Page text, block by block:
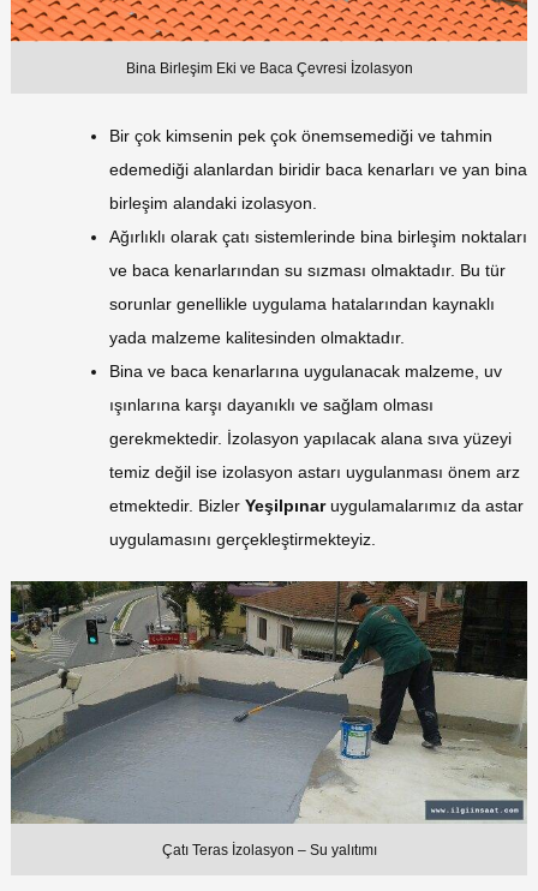
Bina Birleşim Eki ve Baca Çevresi İzolasyon
Bir çok kimsenin pek çok önemsemediği ve tahmin
edemediği alanlardan biridir baca kenarları ve yan bina
birleşim alandaki izolasyon.
Ağırlıklı olarak çatı sistemlerinde bina birleşim noktaları
ve baca kenarlarından su sızması olmaktadır. Bu tür
sorunlar genellikle uygulama hatalarından kaynaklı
yada malzeme kalitesinden olmaktadır.
Bina ve baca kenarlarına uygulanacak malzeme, uv
ışınlarına karşı dayanıklı ve sağlam olması
gerekmektedir. İzolasyon yapılacak alana sıva yüzeyi
temiz değil ise izolasyon astarı uygulanması önem arz
etmektedir. Bizler Yeşilpınaruygulamalarımız da astar
uygulamasını gerçekleştirmekteyiz.
Çatı Teras İzolasyon – Su yalıtımı